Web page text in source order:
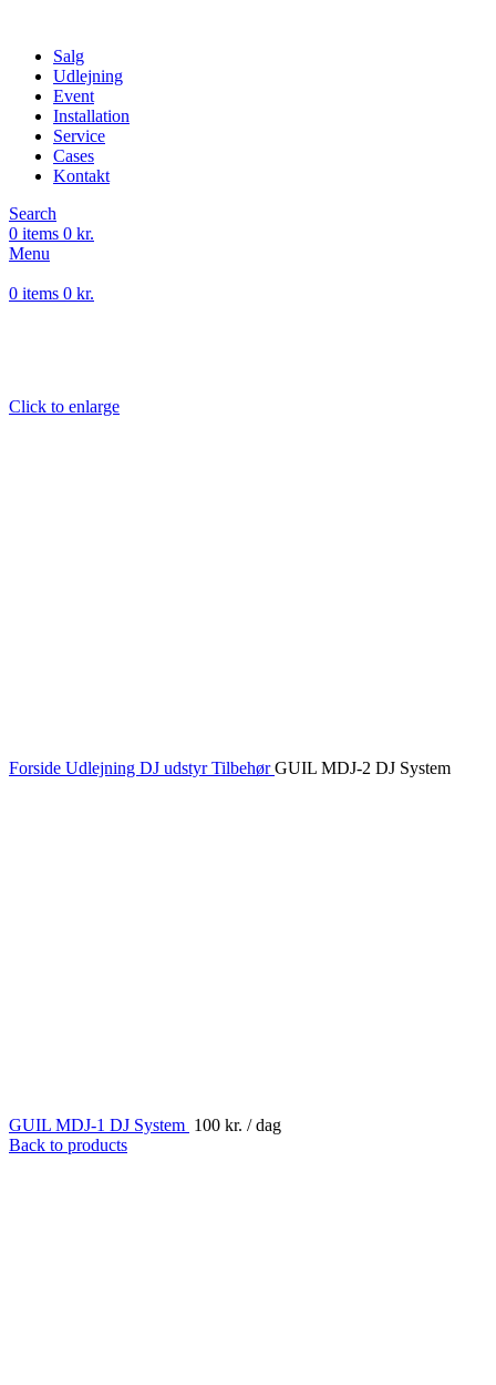
Salg
Udlejning
Event
Installation
Service
Cases
Kontakt
Search
0 items 0 kr.
Menu
0 items 0 kr.
Click to enlarge
Forside Udlejning DJ udstyrTilbehørGUIL MDJ-2 DJ System
GUIL MDJ-1 DJ System 100 kr. / dag
Back to products